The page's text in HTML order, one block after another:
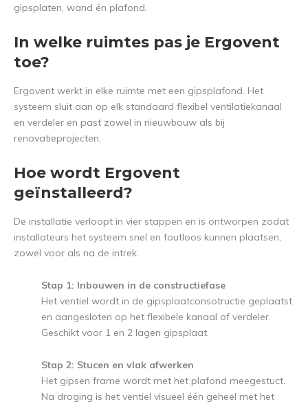
gipsplaten, wand én plafond.
In welke ruimtes pas je Ergovent
toe?
Ergovent werkt in elke ruimte met een gipsplafond. Het
systeem sluit aan op elk standaard flexibel ventilatiekanaal
en verdeler en past zowel in nieuwbouw als bij
renovatieprojecten.
Hoe wordt Ergovent
geïnstalleerd?
De installatie verloopt in vier stappen en is ontworpen zodat
installateurs het systeem snel en foutloos kunnen plaatsen,
zowel voor als na de intrek.
Stap 1: Inbouwen in de constructiefase
Het ventiel wordt in de gipsplaatconsotructie geplaatst
en aangesloten op het flexibele kanaal of verdeler.
Geschikt voor 1 en 2 lagen gipsplaat.
Stap 2: Stucen en vlak afwerken
Het gipsen frame wordt met het plafond meegestuct.
Na droging is het ventiel visueel één geheel met het